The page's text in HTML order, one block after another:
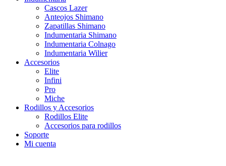
Cascos Lazer
Anteojos Shimano
Zapatillas Shimano
Indumentaria Shimano
Indumentaria Colnago
Indumentaria Wilier
Accesorios
Elite
Infini
Pro
Miche
Rodillos y Accesorios
Rodillos Elite
Accesorios para rodillos
Soporte
Mi cuenta